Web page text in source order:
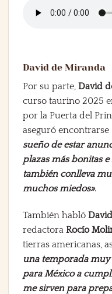
David de Miranda
Por su parte, David
curso taurino 2025
por la Puerta del
aseguró encontrarse
sueño de estar
plazas más bonitas
también conlleva
muchos miedos».
También habló
redactora Rocío
tierras americanas,
una temporada
para México a
me sirven para